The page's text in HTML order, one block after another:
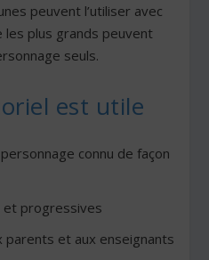
peuvent l’utiliser avec
les plus grands peuvent
seuls.
est utile
connu de façon
et progressives
parents et aux enseignants